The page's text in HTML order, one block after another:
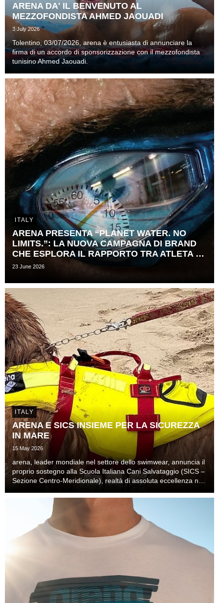
ARENA DA' IL BENVENUTO AL
MEZZOFONDISTA AHMED JAOUADI
3 July 2026
Tolentino, 03/07/2026, arena è entusiasta di annunciare la
firma di un accordo di sponsorizzazione con il mezzofondista
tunisino Ahmed Jaouadi.
ITALY
ARENA PRESENTA “PLANET WATER. NO
LIMITS.”: LA NUOVA CAMPAGNA DI BRAND
CHE ESPLORA IL RAPPORTO TRA ATLETA E ​
TEMPO
23 June 2026
ITALY
ARENA E SICS INSIEME PER LA SICUREZZA
IN MARE
15 May 2026
arena, leader mondiale nel settore dello swimwear, annuncia il
proprio sostegno alla Scuola Italiana Cani Salvataggio (SICS –
Sezione Centro-Meridionale), realtà di assoluta eccellenza nel